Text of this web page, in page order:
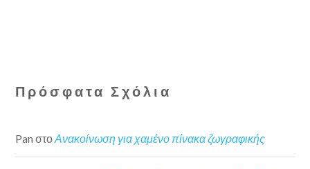
Πρόσφατα Σχόλια
Pan στοΑνακοίνωση για χαμένο πίνακα ζωγραφικής